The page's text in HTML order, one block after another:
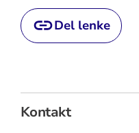
Del lenke
Kontakt